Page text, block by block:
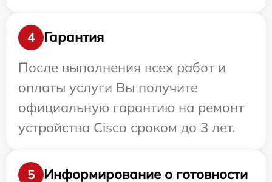
4
Гарантия
После выполнения всех работ и
оплаты услуги Вы получите
официальную гарантию на ремонт
устройства Cisco сроком до 3 лет.
5
Информирование о готовности